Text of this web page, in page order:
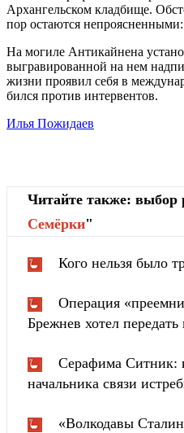
Архангельском кладбище.
пор остаются
На могиле Антикайнена
выгравированной на нем
жизни проявил себя в
бился против интервентов.
Илья Пожидаев
Читайте также: выбор
Cемёрки"
Кого нельзя было
Операция
Брежнев хотел передать
Серафима Ситник:
начальника связи
«Волкодавы